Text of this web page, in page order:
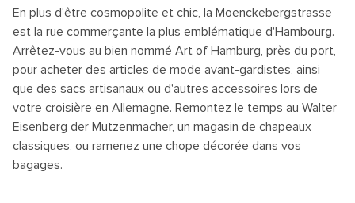
En plus d'être cosmopolite et chic, la Moenckebergstrasse
est la rue commerçante la plus emblématique d'Hambourg.
Arrêtez-vous au bien nommé Art of Hamburg, près du port,
pour acheter des articles de mode avant-gardistes, ainsi
que des sacs artisanaux ou d'autres accessoires lors de
votre croisière en Allemagne. Remontez le temps au Walter
Eisenberg der Mutzenmacher, un magasin de chapeaux
classiques, ou ramenez une chope décorée dans vos
bagages.